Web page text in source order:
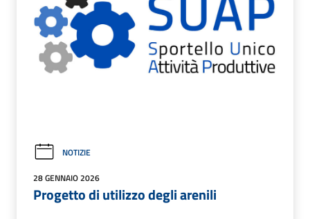
NOTIZIE
28 GENNAIO 2026
Progetto di utilizzo degli arenili